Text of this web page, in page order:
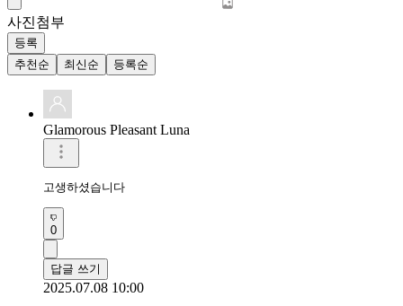
사진첨부
등록
추천순
최신순 등록순
Glamorous Pleasant Luna
고생하셨습니다
0
답글 쓰기
2025.07.08 10:00